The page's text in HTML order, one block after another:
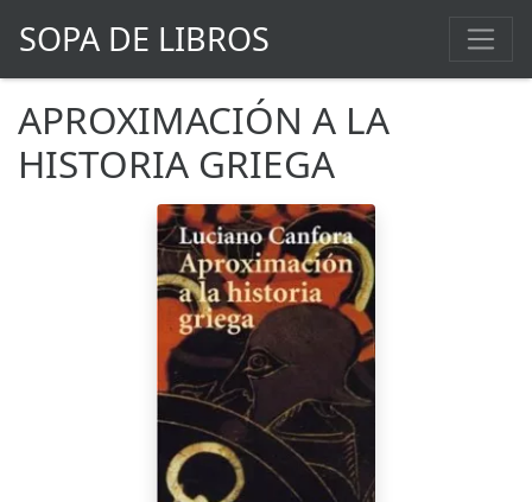
SOPA DE LIBROS
APROXIMACIÓN A LA
HISTORIA GRIEGA